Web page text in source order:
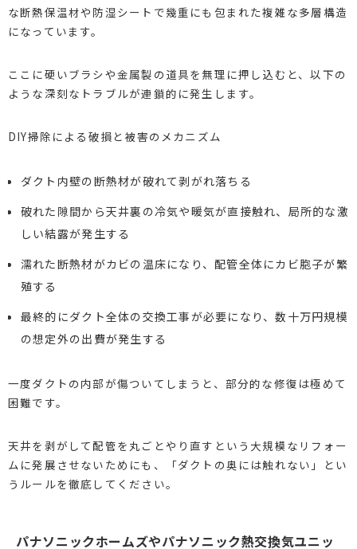
な断熱保温材や防湿シートで幾重にも包まれた複雑な多層構造
になっています。
ここに硬いブラシや金属製の道具を無理に押し込むと、以下の
ような深刻なトラブルが連鎖的に発生します。
DIY掃除による破損と被害のメカニズム
ダクト内壁の断熱材が破れて剥がれ落ちる
破れた隙間から天井裏の冷気や暖気が直接触れ、局所的な激
しい結露が発生する
濡れた断熱材がカビの温床になり、配管全体にカビ胞子が繁
殖する
最終的にダクト全体の交換工事が必要になり、数十万円規模
の想定外の出費が発生する
一度ダクトの内部が傷ついてしまうと、部分的な修復は極めて
困難です。
天井を剥がして配管を丸ごとやり直すという大規模なリフォー
ムに発展させないためにも、「ダクトの奥には触れない」とい
うルールを徹底してください。
パナソニックホームズやパナソニック熱交換気ユニッ